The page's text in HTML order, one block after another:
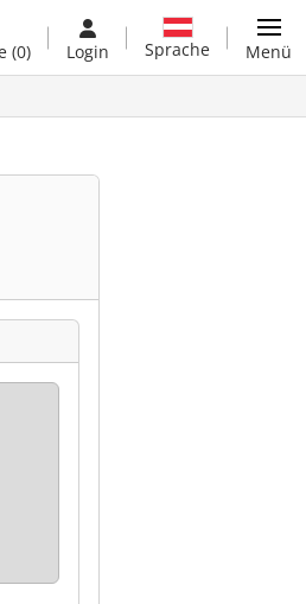
(0) Login Sprache Menü